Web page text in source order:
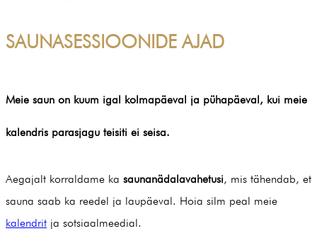
SAUNASESSIOONIDE AJAD
Meie saun on kuum igal kolmapäeval ja pühapäeval, kui meie
kalendris parasjagu teisiti ei seisa.
Aegajalt korraldame ka saunanädalavahetusi, mis tähendab, et
sauna saab ka reedel ja laupäeval. Hoia silm peal meie
kalendrit ja sotsiaalmeedial.